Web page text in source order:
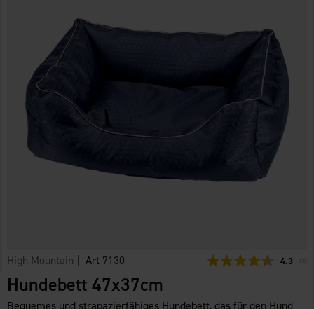
High Mountain | Art 7130 4.3
Hundebett 47x37cm
Bequemes und strapazierfähiges Hundebett, das für den Hund